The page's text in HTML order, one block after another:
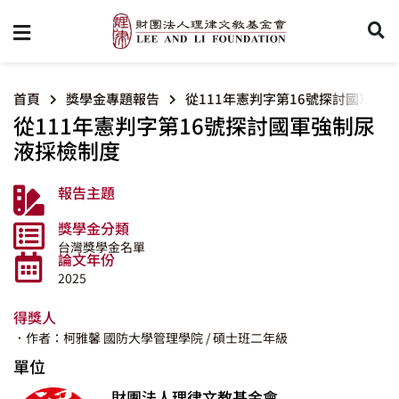
首頁 獎學金專題報告 從111年憲判字第16號探討國軍強
從111年憲判字第16號探討國軍強制尿
液採檢制度
報告主題
獎學金分類
台灣獎學金名單
論文年份
2025
得獎人
．作者：柯雅馨 國防大學管理學院 / 碩士班二年級
單位